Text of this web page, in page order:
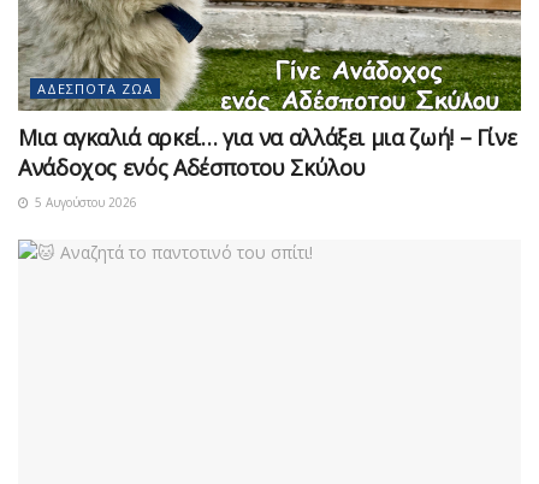
ΑΔΈΣΠΟΤΑ ΖΏΑ
Μια αγκαλιά αρκεί… για να αλλάξει μια ζωή! – Γίνε
Ανάδοχος ενός Αδέσποτου Σκύλου
5 Αυγούστου 2026